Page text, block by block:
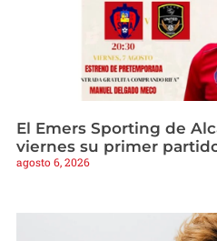
El Emers Sporting de
viernes su primer
agosto 6, 2026